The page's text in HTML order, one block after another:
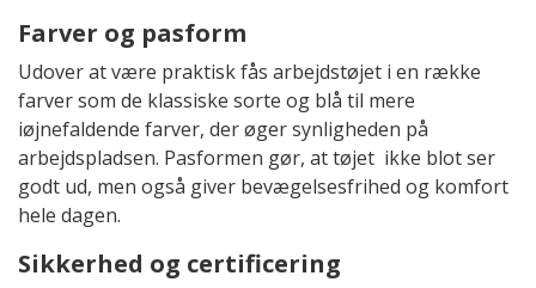
Farver og pasform
Udover at være praktisk fås arbejdstøjet i en række
farver som de klassiske sorte og blå til mere
iøjnefaldende farver, der øger synligheden på
arbejdspladsen. Pasformen gør, at tøjet ikke blot ser
godt ud, men også giver bevægelsesfrihed og komfort
hele dagen.
Sikkerhed og certificering